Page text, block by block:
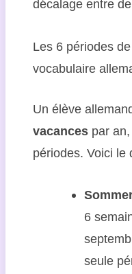
décalage entre
Les 6 périodes
vocabulaire
Un élève
vacancespar an,
périodes. Voici le
6
seule